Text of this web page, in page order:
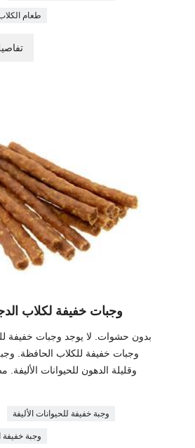
طعام
وجبات خفيفة لكلاب
بدون حشوات. لا يوجد وجبات خفيفة
وجبات خفيفة للكلاب الحافظة.
وقليلة الدهون للحيوانات
وجبة خفيفة للحيوانات الأليفة
وجبة خفيفة